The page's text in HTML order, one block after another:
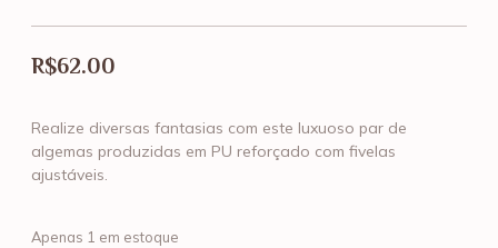
R$62.00
Realize diversas fantasias com este luxuoso par de
algemas produzidas em PU reforçado com fivelas
ajustáveis.
Apenas 1 em estoque